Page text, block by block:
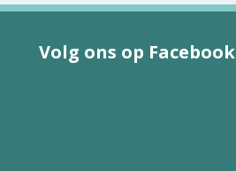
Volg ons op Facebook